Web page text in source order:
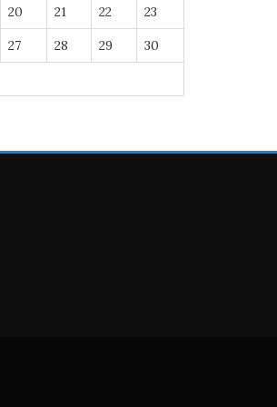
20 21 22 23
27 28 29 30